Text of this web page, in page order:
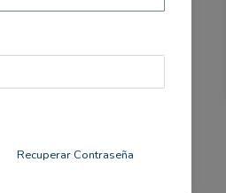
Recuperar Contraseña